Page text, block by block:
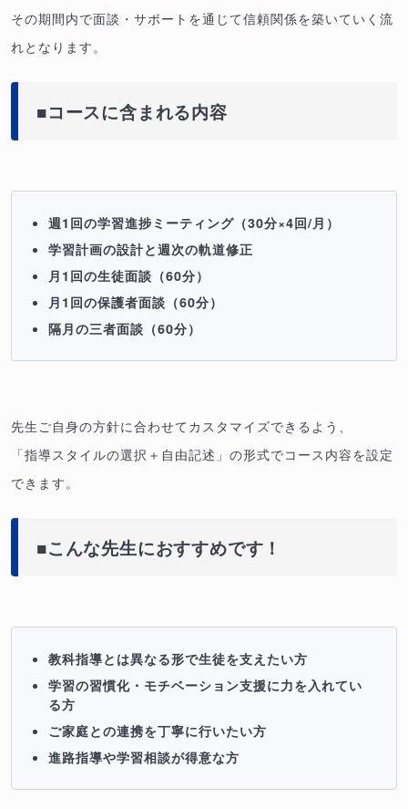
その期間内で面談・サポートを通じて信頼関係を築いていく流
れとなります。
■コースに含まれる内容
週1回の学習進捗ミーティング（30分×4回/月）
学習計画の設計と週次の軌道修正
月1回の生徒面談（60分）
月1回の保護者面談（60分）
隔月の三者面談（60分）
先生ご自身の方針に合わせてカスタマイズできるよう、
「指導スタイルの選択＋自由記述」の形式でコース内容を設定
できます。
■こんな先生におすすめです！
教科指導とは異なる形で生徒を支えたい方
学習の習慣化・モチベーション支援に力を入れてい
る方
ご家庭との連携を丁寧に行いたい方
進路指導や学習相談が得意な方